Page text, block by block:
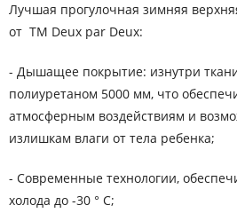
Лучшая прогулочная зимняя
от ТМ Deux par Deux:
- Дышащее покрытие: изнутри
полиуретаном 5000 мм, что
атмосферным воздействиям и
излишкам влаги от тела ребенка;
- Современные технологии,
холода до -30 ° C;